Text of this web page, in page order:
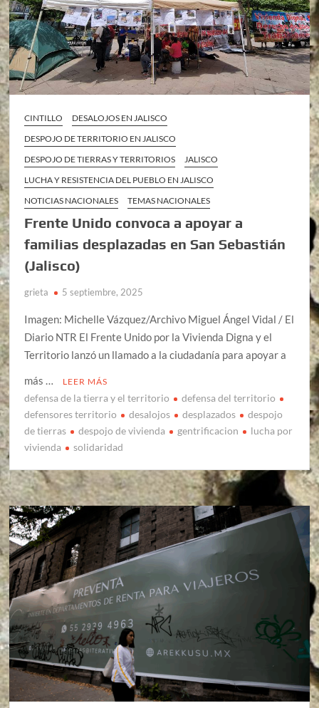
CINTILLO
DESALOJOS EN JALISCO
DESPOJO DE TERRITORIO EN JALISCO
DESPOJO DE TIERRAS Y TERRITORIOS
JALISCO
LUCHA Y RESISTENCIA DEL PUEBLO EN JALISCO
NOTICIAS NACIONALES
TEMAS NACIONALES
Frente Unido convoca a apoyar a
familias desplazadas en San Sebastián
(Jalisco)
grieta 5 septiembre, 2025
Imagen: Michelle Vázquez/Archivo Miguel Ángel Vidal / El
Diario NTR El Frente Unido por la Vivienda Digna y el
Territorio lanzó un llamado a la ciudadanía para apoyar a
más …
LEER MÁS
defensa de la tierra y el territorio
defensa del territorio
defensores territorio
desalojos desplazados
despojo
de tierras
despojo de vivienda gentrificacion
lucha por
vivienda
solidaridad